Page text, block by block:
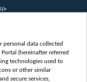
personal data collected
(hereinafter referred
technologies used to
or other similar
secure services,